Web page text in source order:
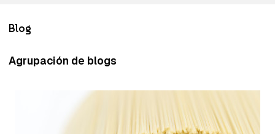
Blog
Agrupación de blogs